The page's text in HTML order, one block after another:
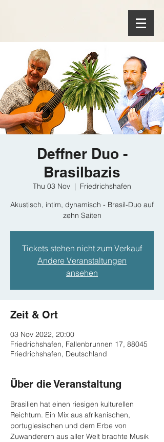
Deffner Duo -
Brasilbazis
Thu 03 Nov
  |
Friedrichshafen
Akustisch, intim, dynamisch - Brasil-Duo auf
zehn Saiten
Tickets stehen nicht zum Verkauf
Andere Veranstaltungen
ansehen
Zeit & Ort
03 Nov 2022, 20:00
Friedrichshafen, Fallenbrunnen 17, 88045
Friedrichshafen, Deutschland
Über die Veranstaltung
Brasilien hat einen riesigen kulturellen
Reichtum. Ein Mix aus afrikanischen,
portugiesischen und dem Erbe von
Zuwanderern aus aller Welt brachte Musik